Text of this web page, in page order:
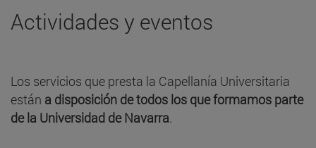
Actividades y eventos
Los servicios que presta la Capellanía Universitaria
están a disposición de todos los que formamos parte
de la Universidad de Navarra.